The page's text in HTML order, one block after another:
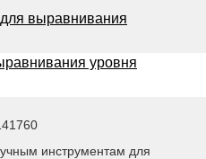
выравнивания
уровня
инструментам для